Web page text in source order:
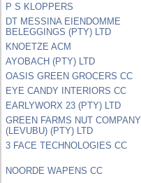
P S KLOPPERS
DT MESSINA EIENDOMME
BELEGGINGS (PTY) LTD
KNOETZE ACM
AYOBACH (PTY) LTD
OASIS GREEN GROCERS CC
EYE CANDY INTERIORS CC
EARLYWORX 23 (PTY) LTD
GREEN FARMS NUT COMPANY
(LEVUBU) (PTY) LTD
3 FACE TECHNOLOGIES CC
NOORDE WAPENS CC